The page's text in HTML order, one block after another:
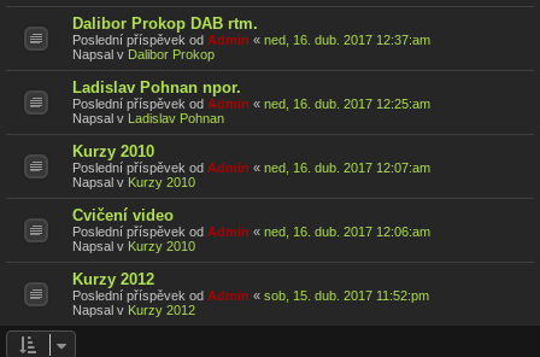
Dalibor Prokop DAB rtm.
Poslední příspěvek od Admin « ned, 16. dub. 2017 12:37:am
Napsal v Dalibor Prokop
Ladislav Pohnan npor.
Poslední příspěvek od Admin « ned, 16. dub. 2017 12:25:am
Napsal v Ladislav Pohnan
Kurzy 2010
Poslední příspěvek od Admin « ned, 16. dub. 2017 12:07:am
Napsal v Kurzy 2010
Cvičení video
Poslední příspěvek od Admin « ned, 16. dub. 2017 12:06:am
Napsal v Kurzy 2010
Kurzy 2012
Poslední příspěvek od Admin « sob, 15. dub. 2017 11:52:pm
Napsal v Kurzy 2012